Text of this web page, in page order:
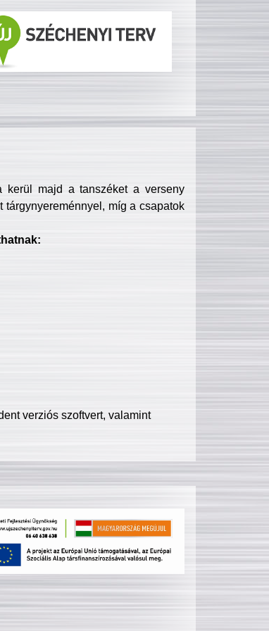
kerül majd a tanszéket a verseny
míg a csapatok
verziós szoftvert, valamint